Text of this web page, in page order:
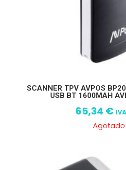
SCANNER TPV AVPOS
USB BT 1600MAH
65,34 €
Agotado